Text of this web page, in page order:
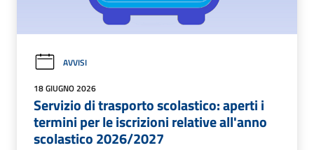
AVVISI
18 GIUGNO 2026
Servizio di trasporto scolastico: aperti i
termini per le iscrizioni relative all'anno
scolastico 2026/2027